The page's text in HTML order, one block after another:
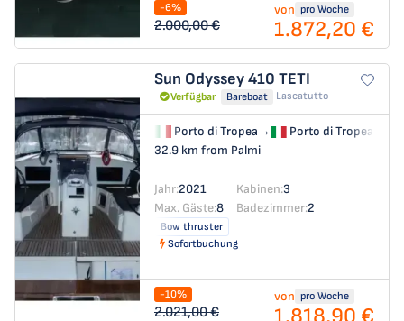
-6%
2.000,00 €
von pro Woche
1.872,20 €
Sun Odyssey 410 TETI
Verfügbar Bareboat Lascatutto
Porto di Tropea→
Porto di Tropea
32.9 km from Palmi
Jahr:2021 Kabinen:3
Max. Gäste:8 Badezimmer:2
Bow thruster
Sofortbuchung
-10%
2.021,00 €
von pro Woche